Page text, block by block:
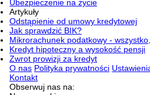
Ubezpieczenie na życie
Artykuły
Odstąpienie od umowy kredytowej
Jak sprawdzić BIK?
Mikrorachunek podatkowy -
Kredyt hipoteczny a wysokość pensji
Zwrot prowizji za kredyt
O nas Polityka prywatności
Kontakt
Obserwuj nas na: